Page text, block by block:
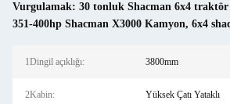
Vurgulamak: 30 tonluk Shacman 6x4
351-400hp Shacman X3000 Kamyon, 6x4
1Dingil açıklığı: 3800mm
2Kabin: Yüksek Çatı Yataklı